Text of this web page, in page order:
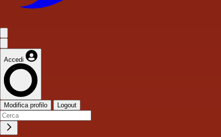
Accedi
Modifica profilo Logout